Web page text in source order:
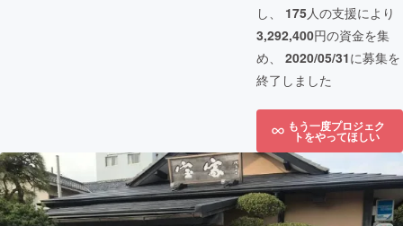
し、 175人の支援により
3,292,400円の資金を集
め、 2020/05/31に募集を
終了しました
もう一度プロジェク
トをやってほしい